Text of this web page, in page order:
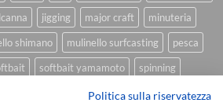
jigging major craft
minuteria
shimano mulinello surfcasting
pesca
softbait yamamoto
spinning
trecciato trolling tubertini
Politica sulla riservatezza